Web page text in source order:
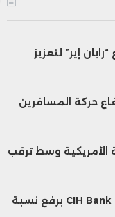
العرض
إلى
على
تحد من
في تحسين
إير” لتعزيز
حركة المسافرين
الأمريكية وسط ترقب
بورصة الدار البيضاء تعزز سيولة سهم CIH Bank برفع نسبة